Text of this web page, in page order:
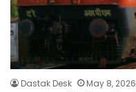
Dastak Desk May 8, 2026